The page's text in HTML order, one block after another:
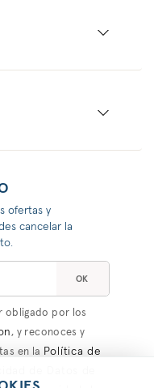
ofertas y
cancelar la
OK
obligado por los
, y reconoces y
en la Política de